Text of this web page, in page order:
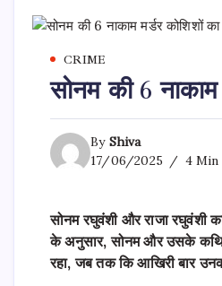
CRIME
सोनम की 6
By Shiva
17/06/2025
4 Min
सोनम रघुवंशी और राजा रघुवंशी
के अनुसार, सोनम और उसके कथित
रहा, जब तक कि आखिरी बार